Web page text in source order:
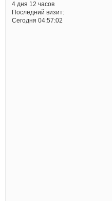
4 дня 12 часов
Последний визит:
Сегодня 04:57:02